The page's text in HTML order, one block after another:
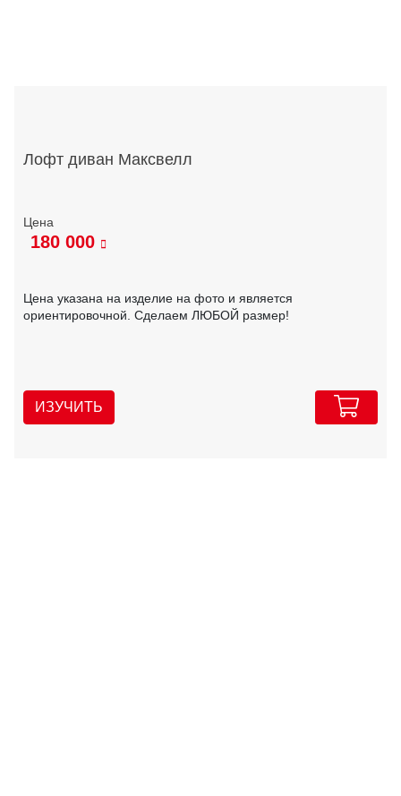
Лофт диван Максвелл
180 000
Цена указана на изделие на фото и является
ориентировочной. Сделаем ЛЮБОЙ размер!
ИЗУЧИТЬ